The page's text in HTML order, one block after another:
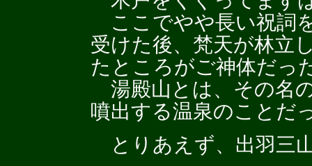
ここでやや長い祝詞
受けた後、梵天が林立
たところがご神体だっ
湯殿山とは、その名
噴出する温泉のことだ
とりあえず、出羽三